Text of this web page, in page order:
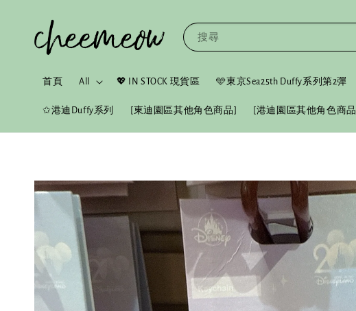
搜尋
首頁 All 💖 IN STOCK 現貨區 🩵東京Sea25th Duffy系列第2彈
✩港迪Duffy系列 [東迪園區其他角色商品] [港迪園區其他角色商品]